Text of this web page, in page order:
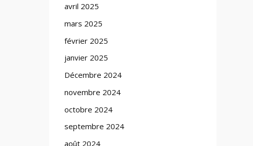
avril 2025
mars 2025
février 2025
janvier 2025
Décembre 2024
novembre 2024
octobre 2024
septembre 2024
août 2024